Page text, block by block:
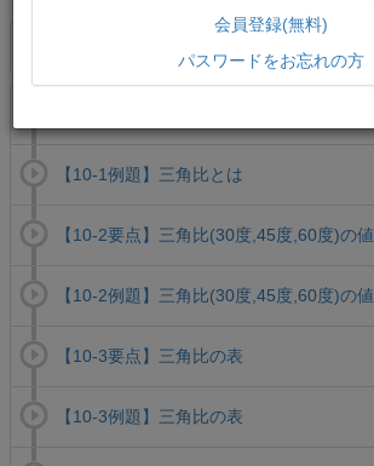
【10-1例題】三角比とは
【10-2要点】三角比(30度,45度,60度)の値
【10-2例題】三角比(30度,45度,60度)の値
【10-3要点】三角比の表
【10-3例題】三角比の表
会員登録(無料)
パスワードをお忘れの方